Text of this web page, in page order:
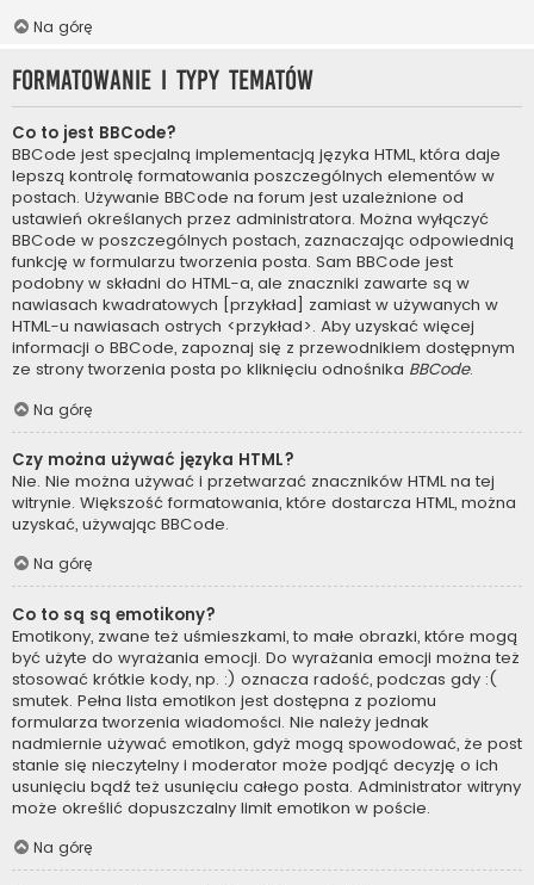
Na górę
Formatowanie i typy tematów
Co to jest BBCode?
BBCode jest specjalną implementacją języka HTML, która daje
lepszą kontrolę formatowania poszczególnych elementów w
postach. Używanie BBCode na forum jest uzależnione od
ustawień określanych przez administratora. Można wyłączyć
BBCode w poszczególnych postach, zaznaczając odpowiednią
funkcję w formularzu tworzenia posta. Sam BBCode jest
podobny w składni do HTML-a, ale znaczniki zawarte są w
nawiasach kwadratowych [przykład] zamiast w używanych w
HTML-u nawiasach ostrych <przykład>. Aby uzyskać więcej
informacji o BBCode, zapoznaj się z przewodnikiem dostępnym
ze strony tworzenia posta po kliknięciu odnośnika BBCode.
Na górę
Czy można używać języka HTML?
Nie. Nie można używać i przetwarzać znaczników HTML na tej
witrynie. Większość formatowania, które dostarcza HTML, można
uzyskać, używając BBCode.
Na górę
Co to są są emotikony?
Emotikony, zwane też uśmieszkami, to małe obrazki, które mogą
być użyte do wyrażania emocji. Do wyrażania emocji można też
stosować krótkie kody, np. :) oznacza radość, podczas gdy :(
smutek. Pełna lista emotikon jest dostępna z poziomu
formularza tworzenia wiadomości. Nie należy jednak
nadmiernie używać emotikon, gdyż mogą spowodować, że post
stanie się nieczytelny i moderator może podjąć decyzję o ich
usunięciu bądź też usunięciu całego posta. Administrator witryny
może określić dopuszczalny limit emotikon w poście.
Na górę